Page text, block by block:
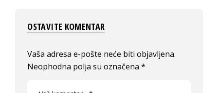
OSTAVITE KOMENTAR
Vaša adresa e-pošte neće biti objavljena.
Neophodna polja su označena*